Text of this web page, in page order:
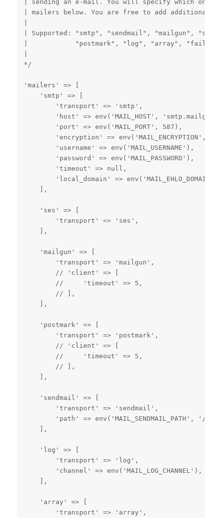
| sending an e-mail. You will specify which one
| mailers below. You are free to add additional
| Supported: "smtp", "sendmail", "mailgun", "ses",
|            "postmark", "log", "array",
*/
'mailers' => [
    'smtp' => [
        'transport' => 'smtp',
'host' => env('MAIL_HOST',
        'port' => env('MAIL_PORT', 587),
'encryption' => env('MAIL_ENCRYPTION',
        'username' => env('MAIL_USERNAME'),
        'password' => env('MAIL_PASSWORD'),
        'timeout' => null,
        'local_domain' => env('MAIL_EHLO_DOMAIN'),
    ],
    'ses' => [
        'transport' => 'ses',
    ],
    'mailgun' => [
        'transport' => 'mailgun',
        // 'client' => [
        //     'timeout' => 5,
        // ],
    ],
    'postmark' => [
        'transport' => 'postmark',
        // 'client' => [
        //     'timeout' => 5,
        // ],
    ],
    'sendmail' => [
        'transport' => 'sendmail',
'path' => env('MAIL_SENDMAIL_PATH', '/
    ],
    'log' => [
        'transport' => 'log',
        'channel' => env('MAIL_LOG_CHANNEL'),
    ],
    'array' => [
        'transport' => 'array',